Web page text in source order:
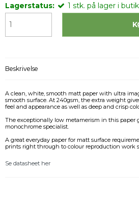
Lagerstatus:
1 stk. på lager i butik
Beskrivelse
A clean, white, smooth matt paper with ultra
smooth surface. At 240gsm, the extra weight
feel and appearance as well as deep and crisp
The exceptionally low metamerism in this paper
monochrome specialist.
A great everyday paper for matt surface
prints right through to colour reproduction work
Se datasheet her